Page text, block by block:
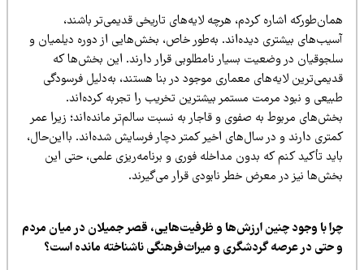
اشاره کردم، هرچه لایه‌های تاریخی قدیمی‌تر باشند،
بیشتری دیده‌اند. به‌طور خاص، بخش‌هایی از دوره دیلمیان و
در وضعیت بسیار نامطلوبی قرار دارند. این بخش‌ها که
لایه‌های معماری موجود در بنا هستند، به‌دلیل فرسودگی
و نبود مرمت مستمر بیشترین تخریب را تجربه کرده‌اند.
مربوط به صفوی و قاجار به نسبت سالم‌تر مانده‌اند؛ زیرا عمر
دارند و در سال‌های اخیر کمتر دچار فرسایش شده‌اند. بااین‌حال،
تأکید کنم که بدون مداخله فوری و برنامه‌ریزی علمی، حتی این
نیز در معرض خطر نابودی قرار می‌گیرند.
با وجود چنین ارزش‌ها و ظرفیت‌هایی، قصر جمیلان در میان مردم
حتی در عرصه گردشگری و میراث‌فرهنگی ناشناخته مانده است؟